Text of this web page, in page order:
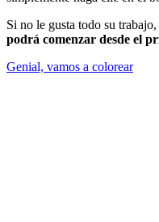
Si no le gusta todo su trabajo,
podrá comenzar desde el
Genial, vamos a colorear